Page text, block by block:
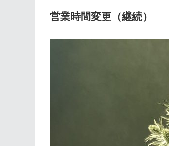
営業時間変更（継続）